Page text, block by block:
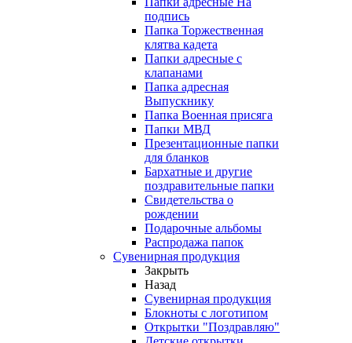
подпись
Папка Торжественная
клятва кадета
Папки адресные с
клапанами
Папка адресная
Выпускнику
Папка Военная присяга
Папки МВД
Презентационные папки
для бланков
Бархатные и другие
поздравительные папки
Свидетельства о
рождении
Подарочные альбомы
Распродажа папок
Сувенирная продукция
Закрыть
Назад
Сувенирная продукция
Блокноты с логотипом
Открытки "Поздравляю"